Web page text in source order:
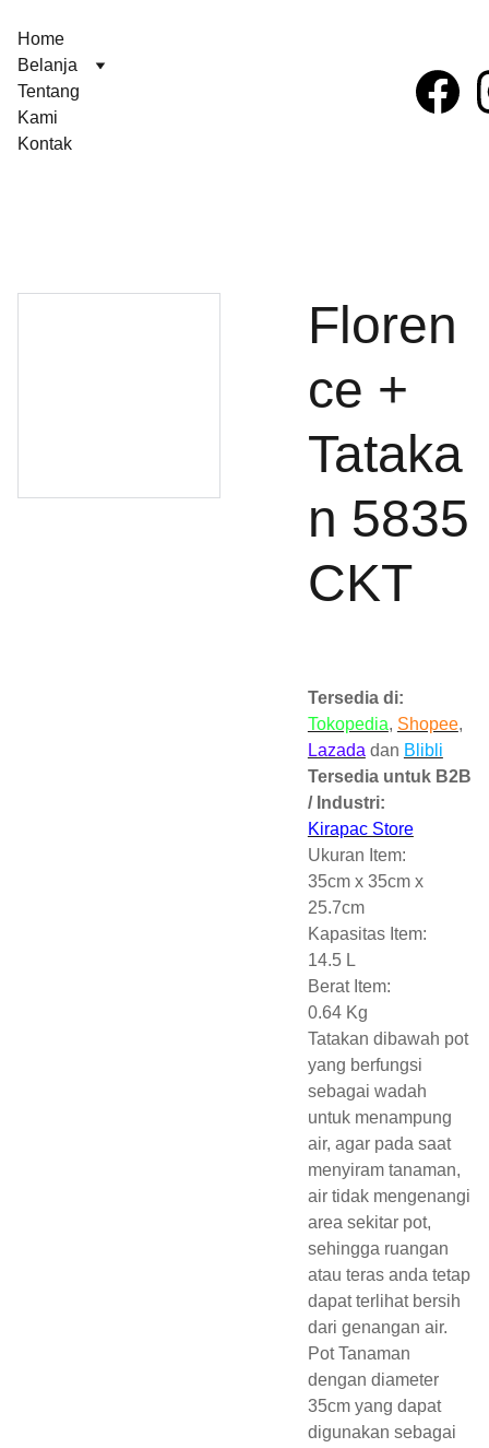
Home
Belanja
Tentang
Kami
Kontak
Floren
ce +
Tataka
n 5835
CKT
Tersedia di:
Tokopedia, Shopee,
Lazada dan Blibli
Tersedia untuk B2B
/ Industri:
Kirapac Store
Ukuran Item:
35cm x 35cm x
25.7cm
Kapasitas Item:
14.5 L
Berat Item:
0.64 Kg
Tatakan dibawah pot
yang berfungsi
sebagai wadah
untuk menampung
air, agar pada saat
menyiram tanaman,
air tidak mengenangi
area sekitar pot,
sehingga ruangan
atau teras anda tetap
dapat terlihat bersih
dari genangan air.
Pot Tanaman
dengan diameter
35cm yang dapat
digunakan sebagai